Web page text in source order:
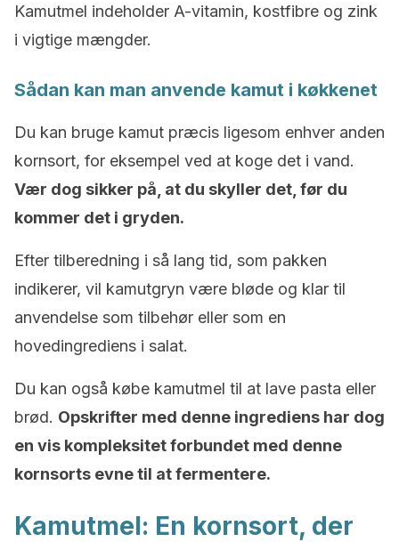
Kamutmel indeholder A-vitamin, kostfibre og zink
i vigtige mængder.
Sådan kan man anvende kamut i køkkenet
Du kan bruge kamut præcis ligesom enhver anden
kornsort, for eksempel ved at koge det i vand.
Vær dog sikker på, at du skyller det, før du
kommer det i gryden.
Efter tilberedning i så lang tid, som pakken
indikerer, vil kamutgryn være bløde og klar til
anvendelse som tilbehør eller som en
hovedingrediens i salat.
Du kan også købe kamutmel til at lave pasta eller
brød. Opskrifter med denne ingrediens har dog
en vis kompleksitet forbundet med denne
kornsorts evne til at fermentere.
Kamutmel: En kornsort, der